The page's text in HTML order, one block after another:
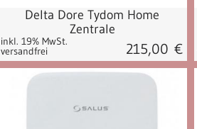
Delta Dore Tydom Home
Zentrale
inkl. 19% MwSt.
versandfrei 215,00 €